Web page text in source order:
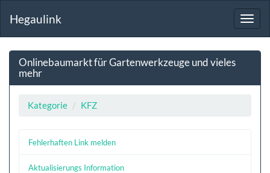
Hegaulink
Onlinebaumarkt für Gartenwerkzeuge und vieles
mehr
Kategorie KFZ
Fehlerhaften Link melden
Aktualisierungs Information